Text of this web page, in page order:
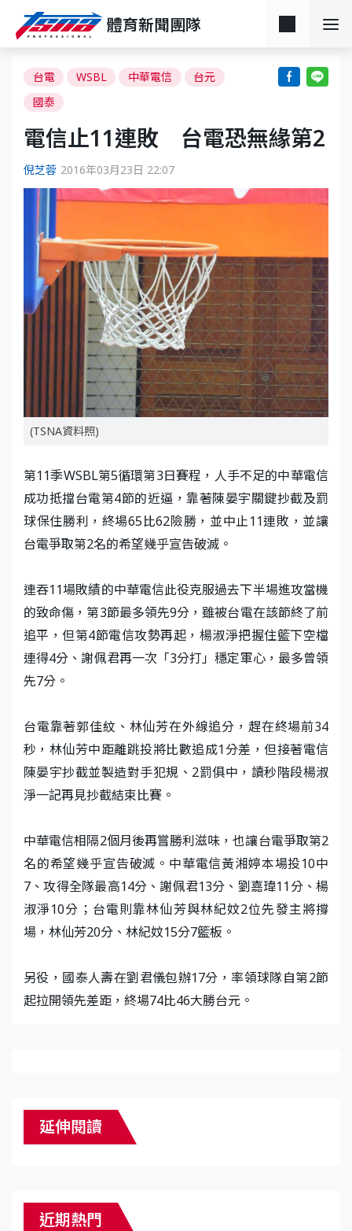
體育新聞團隊
台電 WSBL 中華電信
台元
國泰
電信止11連敗 台電恐無緣第2
倪芝蓉 2016年03月23日 22:07
(TSNA資料照)
第11季WSBL第5循環第3日賽程，人手不足的中華電信
成功抵擋台電第4節的近逼，靠著陳晏宇關鍵抄截及罰
球保住勝利，終場65比62險勝，並中止11連敗，並讓
台電爭取第2名的希望幾乎宣告破滅。
連吞11場敗績的中華電信此役克服過去下半場進攻當機
的致命傷，第3節最多領先9分，雖被台電在該節終了前
追平，但第4節電信攻勢再起，楊淑淨把握住籃下空檔
連得4分、謝佩君再一次「3分打」穩定軍心，最多曾領
先7分。
台電靠著郭佳紋、林仙芳在外線追分，趕在終場前34
秒，林仙芳中距離跳投將比數追成1分差，但接著電信
陳晏宇抄截並製造對手犯規、2罰俱中，讀秒階段楊淑
淨一記再見抄截結束比賽。
中華電信相隔2個月後再嘗勝利滋味，也讓台電爭取第2
名的希望幾乎宣告破滅。中華電信黃湘婷本場投10中
7、攻得全隊最高14分、謝佩君13分、劉嘉瑋11分、楊
淑淨10分；台電則靠林仙芳與林紀妏2位先發主將撐
場，林仙芳20分、林紀妏15分7籃板。
另役，國泰人壽在劉君儀包辦17分，率領球隊自第2節
起拉開領先差距，終場74比46大勝台元。
延伸閱讀
近期熱門